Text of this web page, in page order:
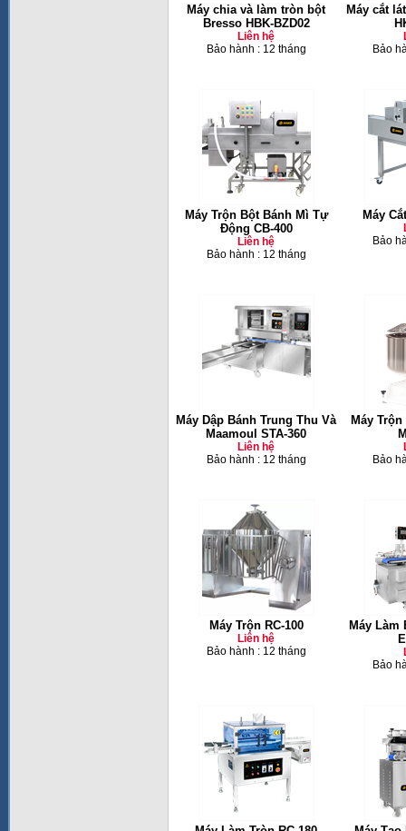
Máy chia và làm tròn bột
Bresso HBK-BZD02
Liên hệ
Bảo hành : 12 tháng
Máy cắt
Bảo
Máy Trộn Bột Bánh Mì Tự
Động CB-400
Liên hệ
Bảo hành : 12 tháng
Máy
Bảo
Máy Dập Bánh Trung Thu Và
Maamoul STA-360
Liên hệ
Bảo hành : 12 tháng
Máy
Bảo
Máy Trộn RC-100
Liên hệ
Bảo hành : 12 tháng
Máy Làm
Bảo